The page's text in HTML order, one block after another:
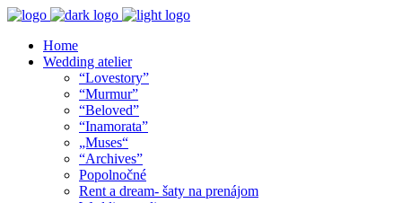
Home
Wedding atelier
“Lovestory”
“Murmur”
“Beloved”
“Inamorata”
„Muses“
“Archives”
Popolnočné
Rent a dream- šaty na prenájom